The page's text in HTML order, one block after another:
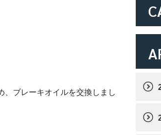
、ブレーキオイルを交換しまし